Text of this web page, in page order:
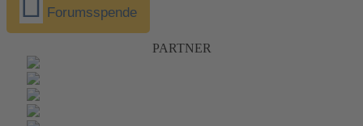
Forumsspende
PARTNER